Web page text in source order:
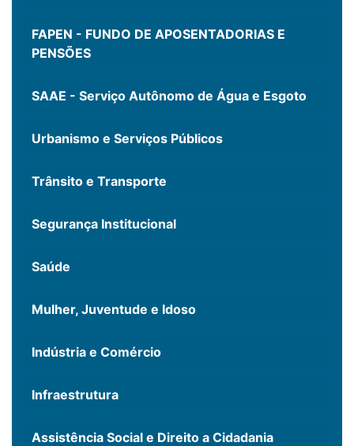
FAPEN - FUNDO DE APOSENTADORIAS E
PENSÕES
SAAE - Serviço Autônomo de Água e Esgoto
Urbanismo e Serviços Públicos
Trânsito e Transporte
Segurança Institucional
Saúde
Mulher, Juventude e Idoso
Indústria e Comércio
Infraestrutura
Assistência Social e Direito a Cidadania